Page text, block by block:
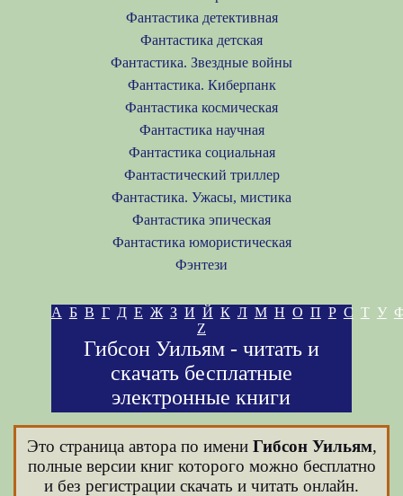
Фантастика детективная
Фантастика детская
Фантастика. Звездные войны
Фантастика. Киберпанк
Фантастика космическая
Фантастика научная
Фантастика социальная
Фантастический триллер
Фантастика. Ужасы, мистика
Фантастика эпическая
Фантастика юмористическая
Фэнтези
А Б В Г Д Е Ж З И Й К Л М Н О П Р С Т У
Z
Гибсон Уильям - читать и
скачать бесплатные
электронные книги
Это страница автора по имени Гибсон Уильям,
полные версии книг которого можно бесплатно
и без регистрации скачать и читать онлайн.